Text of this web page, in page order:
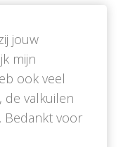
jouw
mijn
ook veel
de valkuilen
Bedankt voor